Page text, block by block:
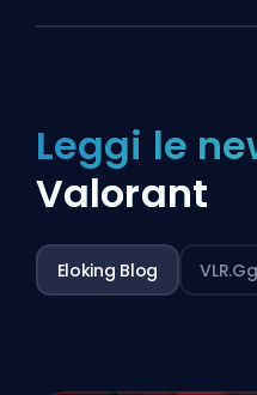
Leggi le
Valorant
Eloking Blog VLR.gg